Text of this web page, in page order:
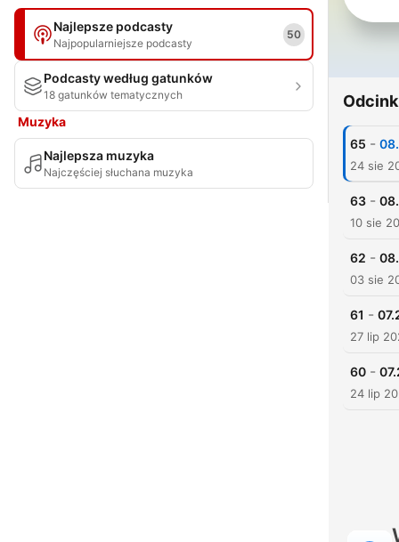
Najlepsze podcasty
Najpopularniejsze podcasty
50
Podcasty według gatunków
18 gatunków tematycznych
Muzyka
Najlepsza muzyka
Najczęściej słuchana muzyka
65 -
24 sie
63 -
10 sie
62 -
03 sie
61 -
27 lip
60 -
24 lip